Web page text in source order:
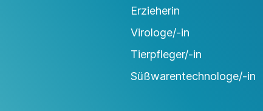
Erzieherin
Virologe/-in
Tierpfleger/-in
Süßwarentechnologe/-in